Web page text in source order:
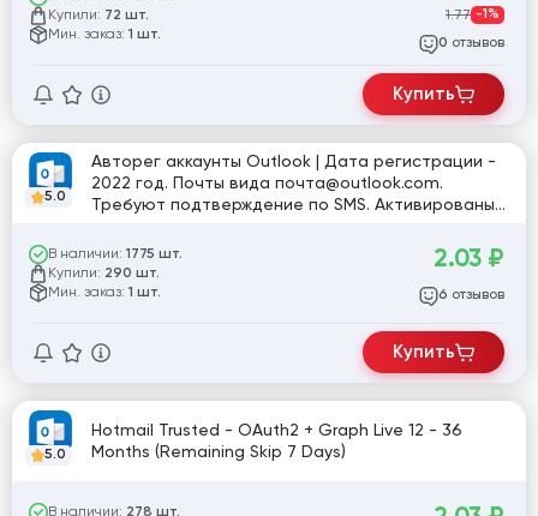
Купили: 72 шт.
Мин. заказ: 1 шт.
1.77 -1%
0 отзывов
Купить
5.0
Авторег аккаунты Outlook | Дата регистрации -
2022 год. Почты вида почта@outlook.com.
Требуют подтверждение по SMS. Активированы
В наличии: 1775 шт.
Купили: 290 шт.
Мин. заказ: 1 шт.
2.03 ₽
6 отзывов
Купить
5.0
Hotmail Trusted - OAuth2 + Graph Live 12 - 36
Months (Remaining Skip 7 Days)
В наличии: 278 шт.